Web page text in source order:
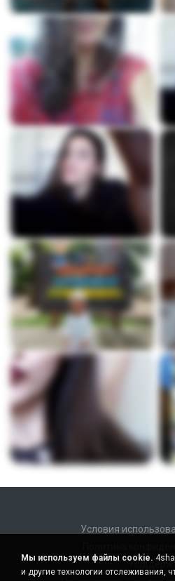
Условия
Мы используем файлы cookie.
и другие технологии отслеживания,